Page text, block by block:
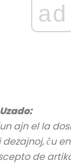
ad
ajn el la
ĉu
de